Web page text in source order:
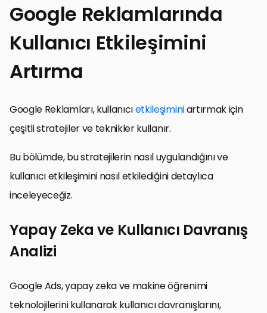
Google Reklamlarında
Kullanıcı Etkileşimini
Artırma
Google Reklamları, kullanıcıetkileşiminiartırmak için
çeşitli stratejiler ve teknikler kullanır.
Bu bölümde, bu stratejilerin nasıl uygulandığını ve
kullanıcı etkileşimini nasıl etkilediğini detaylıca
inceleyeceğiz.
Yapay Zeka ve Kullanıcı Davranış
Analizi
Google Ads, yapay zeka ve makine öğrenimi
teknolojilerini kullanarak kullanıcı davranışlarını,